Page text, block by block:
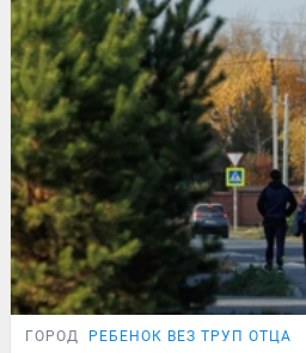
ГОРОД РЕБЕНОК ВЕЗ ТРУП ОТЦА